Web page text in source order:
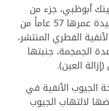
أبوظبي، جزء من
مجموعة M42، بإنقاذ عين سيدة عمرها 57 عاماً من
الفطري المنتشر،
الجمجمة، جنبتها
العين).
الجيوب الأنفية في
لالتهاب الجيوب